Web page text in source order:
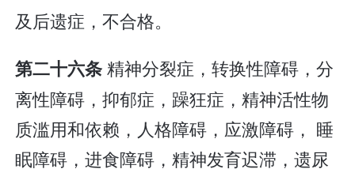
及后遗症，不合格。
第二十六条精神分裂症，转换性障碍，分
离性障碍，抑郁症，躁狂症，精神活性物
质滥用和依赖，人格障碍，应激障碍， 睡
眠障碍，进食障碍，精神发育迟滞，遗尿